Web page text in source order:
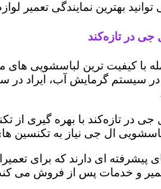
بهترین نمایندگی تعمیر
جی در تازه‌کند
با کیفیت ترین لباسشویی های
سیستم گرمایش آب، ایراد
جی در تازه‌کند با بهره گیری
ال جی نیاز به تکنسین
پیشرفته ای دارند که برای
و خدمات پس از فروش می کند